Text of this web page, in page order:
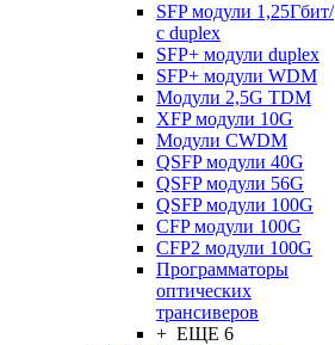
SFP модули 1,25Гбит/
с duplex
SFP+ модули duplex
SFP+ модули WDM
Модули 2,5G TDM
XFP модули 10G
Модули CWDM
QSFP модули 40G
QSFP модули 56G
QSFP модули 100G
CFP модули 100G
CFP2 модули 100G
Программаторы
оптических
трансиверов
+ ЕЩЕ 6